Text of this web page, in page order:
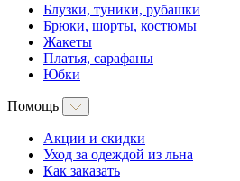
Блузки, туники, рубашки
Брюки, шорты, костюмы
Жакеты
Платья, сарафаны
Юбки
Помощь
Акции и скидки
Уход за одеждой из льна
Как заказать